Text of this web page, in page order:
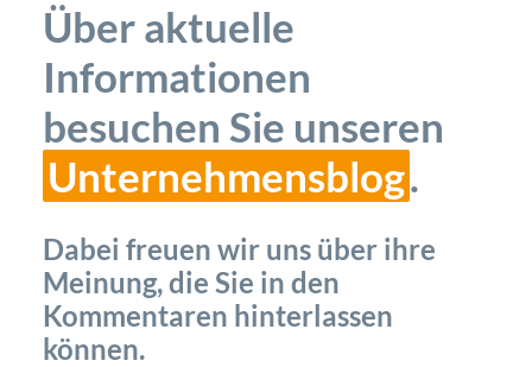
Über aktuelle
Informationen
besuchen Sie unseren
Unternehmensblog.
Dabei freuen wir uns über ihre
Meinung, die Sie in den
Kommentaren hinterlassen
können.